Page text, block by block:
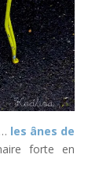
les ânes de
forte en